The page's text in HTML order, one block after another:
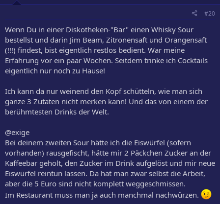
#20
Wenn Du in einer Diskotheken-"Bar" einen Whisky Sour
bestellst und darin Jim Beam, Zitronensaft und Orangensaft
(!!!) findest, bist eigentlich restlos bedient. War meine
Erfahrung vor ein paar Wochen. Seitdem trinke ich Cocktails
eigentlich nur noch zu Hause!
Ich kann da nur weinend den Kopf schütteln, wie man sich
ganze 3 Zutaten nicht merken kann! Und das von einem der
berühmtesten Drinks der Welt.
@exige
Bei deinem zweiten Sour hätte ich die Eiswürfel (sofern
vorhanden) rausgefischt, hätte mir 2 Päckchen Zucker an der
Kaffeebar geholt, den Zucker im Drink aufgelöst und mir neue
Eiswürfel reintun lassen. Da hat man zwar selbst die Arbeit,
aber die 5 Euro sind nicht komplett weggeschmissen.
Im Restaurant muss man ja auch manchmal nachwürzen.